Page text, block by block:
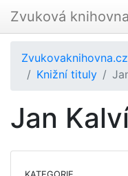
Zvuková knihovna
Zvukovaknihovna.cz
Knižní tituly
Jan